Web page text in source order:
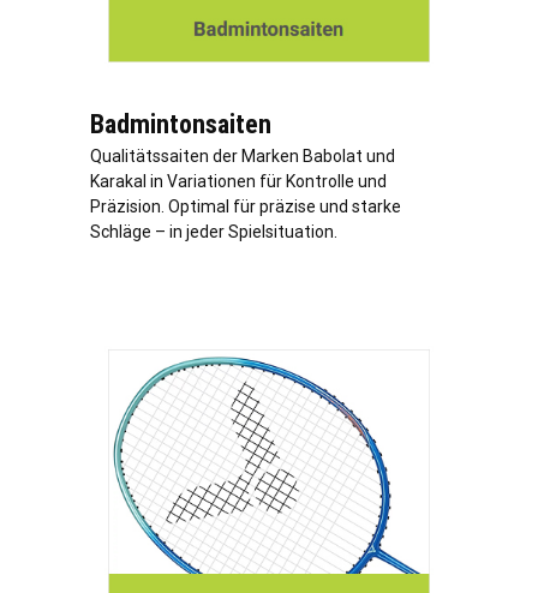
Badmintonsaiten
Qualitätssaiten der Marken Babolat und
Karakal in Variationen für Kontrolle und
Präzision. Optimal für präzise und starke
Schläge – in jeder Spielsituation.